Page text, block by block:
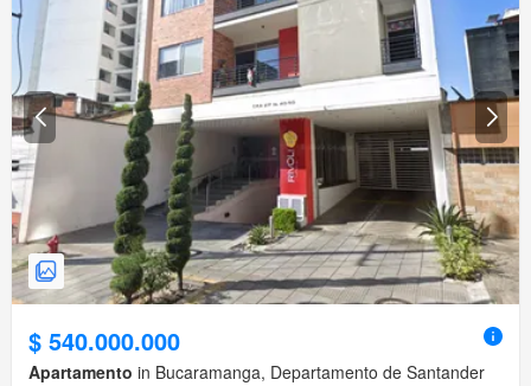
$ 540.000.000
Apartamento in Bucaramanga, Departamento de Santander